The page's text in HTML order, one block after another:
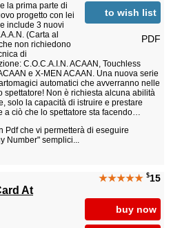
to wish list
PDF
la prima parte di
progetto con lei
include 3 nuovi
(Carta al
non richiedono
di
C.O.C.A.I.N. ACAAN, Touchless
e X-MEN ACAAN. Una nuova serie
automatici che avverranno nelle
spettatore! Non è richiesta alcuna abilità
solo la capacità di istruire e prestare
a ciò che lo spettatore sta facendo…
Pdf che vi permetterà di eseguire
Number" semplici...
★★★★★ $15
buy now
At